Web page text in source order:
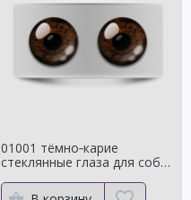
01001 тёмно‑карие
стеклянные глаза для собак
цвет